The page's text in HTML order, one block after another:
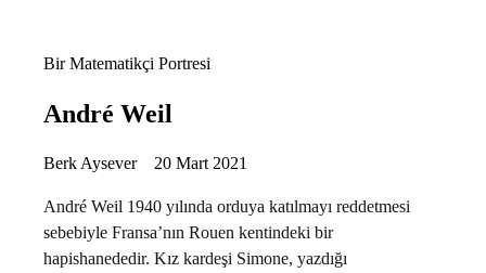
Bir Matematikçi Portresi
André Weil
Berk Aysever 20 Mart 2021
André Weil 1940 yılında orduya katılmayı reddetmesi
sebebiyle Fransa’nın Rouen kentindeki bir
hapishanededir. Kız kardeşi Simone, yazdığı